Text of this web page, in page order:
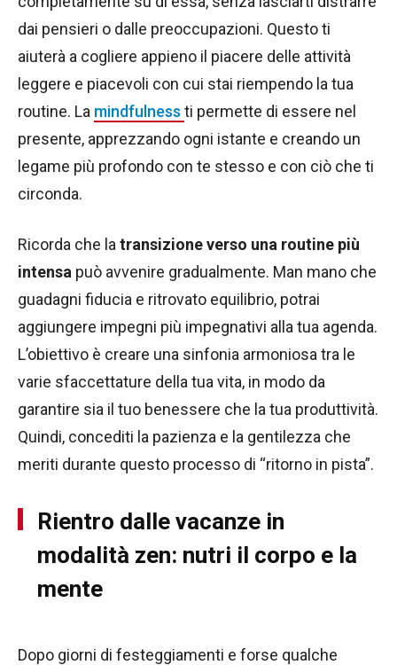
dai pensieri o dalle preoccupazioni. Questo ti
aiuterà a cogliere appieno il piacere delle attività
leggere e piacevoli con cui stai riempendo la tua
routine. La mindfulness ti permette di essere nel
presente, apprezzando ogni istante e creando un
legame più profondo con te stesso e con ciò che ti
circonda.
Ricorda che la transizione verso una routine più
intensa può avvenire gradualmente. Man mano che
guadagni fiducia e ritrovato equilibrio, potrai
aggiungere impegni più impegnativi alla tua agenda.
L’obiettivo è creare una sinfonia armoniosa tra le
varie sfaccettature della tua vita, in modo da
garantire sia il tuo benessere che la tua produttività.
Quindi, concediti la pazienza e la gentilezza che
meriti durante questo processo di “ritorno in pista”.
Rientro dalle vacanze in
modalità zen: nutri il corpo e la
mente
Dopo giorni di festeggiamenti e forse qualche